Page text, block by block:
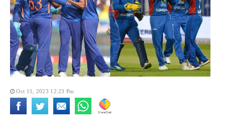
Oct 11, 2023 12:23 Pm